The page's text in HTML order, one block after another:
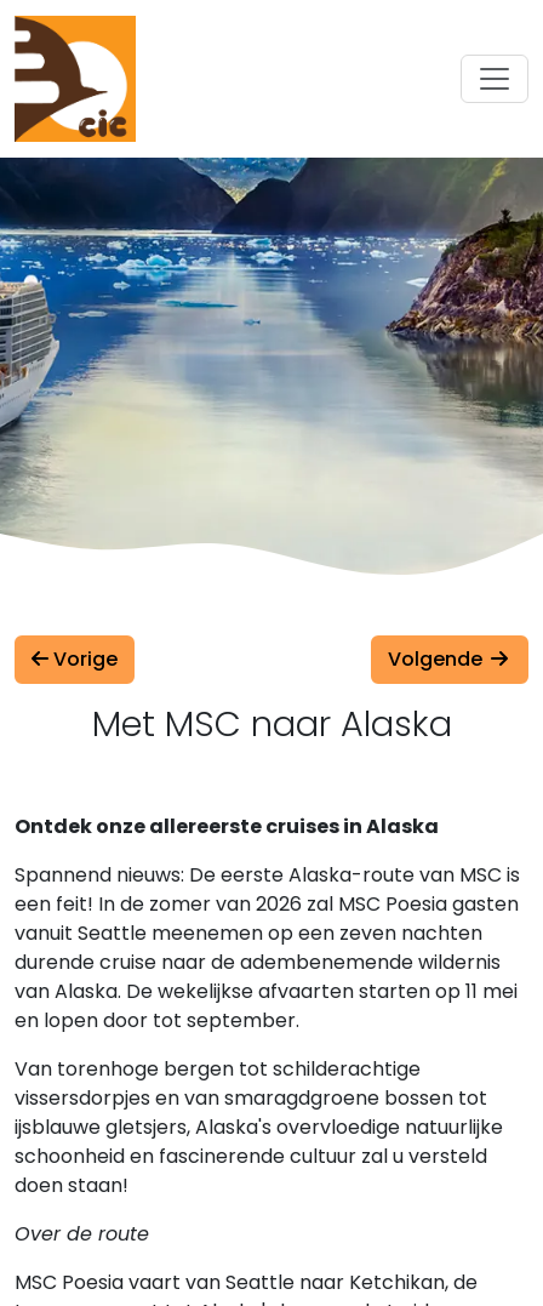
Vorige
Met MSC naar Alaska
Volgende
Ontdek onze allereerste cruises in Alaska
Spannend nieuws: De eerste Alaska-route van MSC is
een feit! In de zomer van 2026 zal MSC Poesia gasten
vanuit Seattle meenemen op een zeven nachten
durende cruise naar de adembenemende wildernis
van Alaska. De wekelijkse afvaarten starten op 11 mei
en lopen door tot september.
Van torenhoge bergen tot schilderachtige
vissersdorpjes en van smaragdgroene bossen tot
ijsblauwe gletsjers, Alaska's overvloedige natuurlijke
schoonheid en fascinerende cultuur zal u versteld
doen staan!
Over de route
MSC Poesia vaart van Seattle naar Ketchikan, de